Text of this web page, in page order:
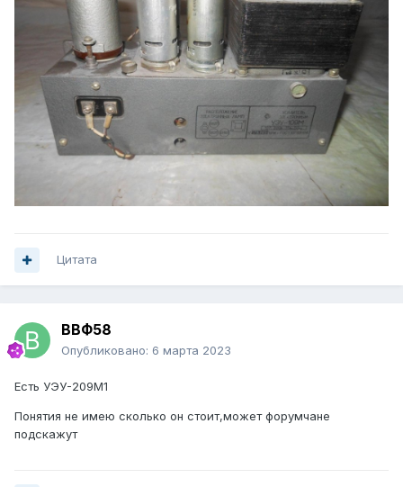
Цитата
ВВФ58
Опубликовано: 6 марта 2023
Есть УЭУ-209М1
Понятия не имею сколько он стоит,может форумчане
подскажут